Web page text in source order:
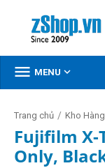
 MENU 
Trang chủ / Kho
Fujifilm X-
Only,